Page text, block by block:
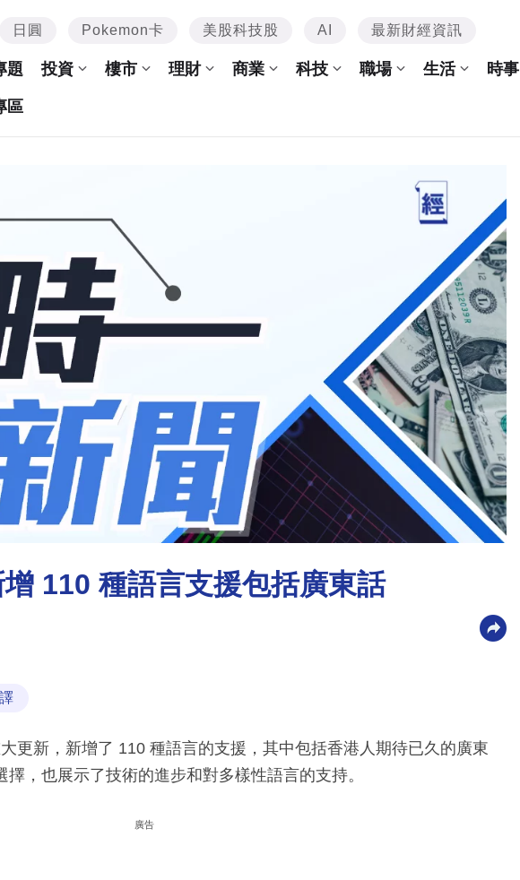
日圓 Pokemon卡 美股科技股 AI 最新財經資訊
題 投資 樓市 理財 商業 科技 職場 生活 時事
區
110 種語言支援包括廣東話
更新，新增了 110 種語言的支援，其中包括香港人期待已久的廣東
，也展示了技術的進步和對多樣性語言的支持。
廣告